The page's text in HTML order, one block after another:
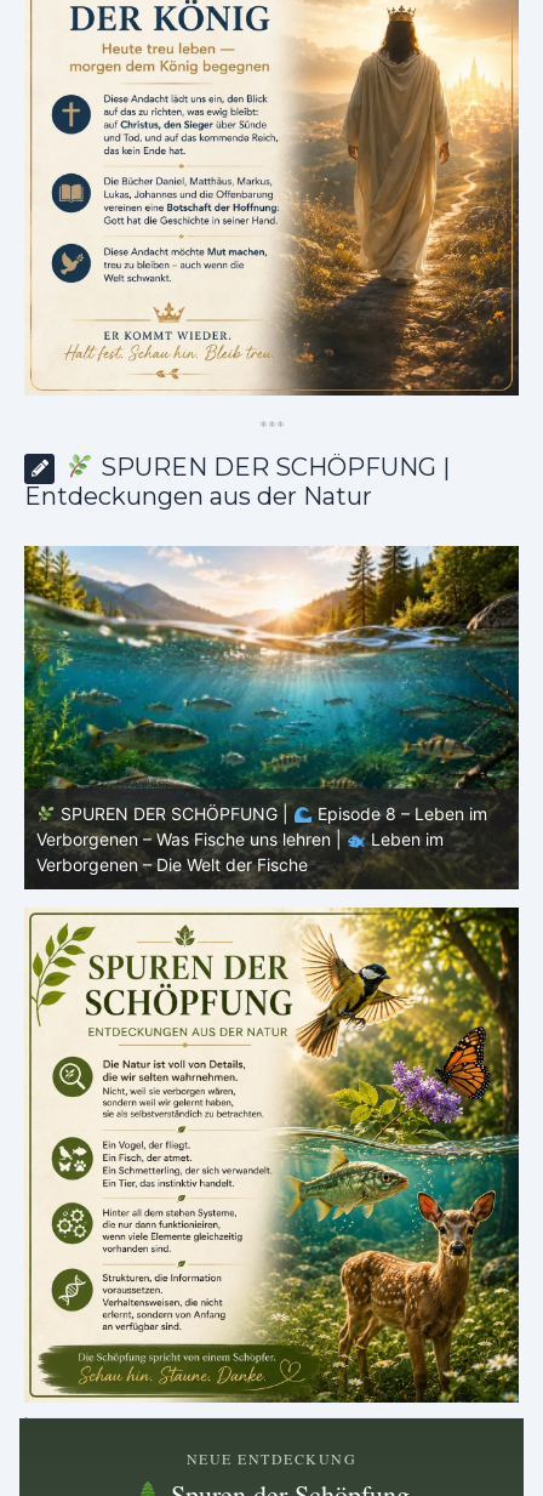
***
SPUREN DER SCHÖPFUNG |
Entdeckungen aus der Natur
SPUREN DER SCHÖPFUNG |
Episode 7: Leben im
Verborgenen – Warum Fische Fische bleiben |
Leben im
Verborgenen – Die Welt der Fische
.
NEUE ENTDECKUNG